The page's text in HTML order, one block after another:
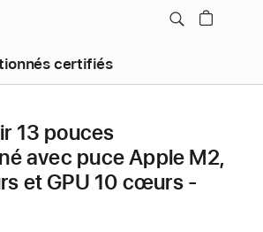
certifiés
13 pouces
avec puce Apple M2,
et GPU 10 cœurs -